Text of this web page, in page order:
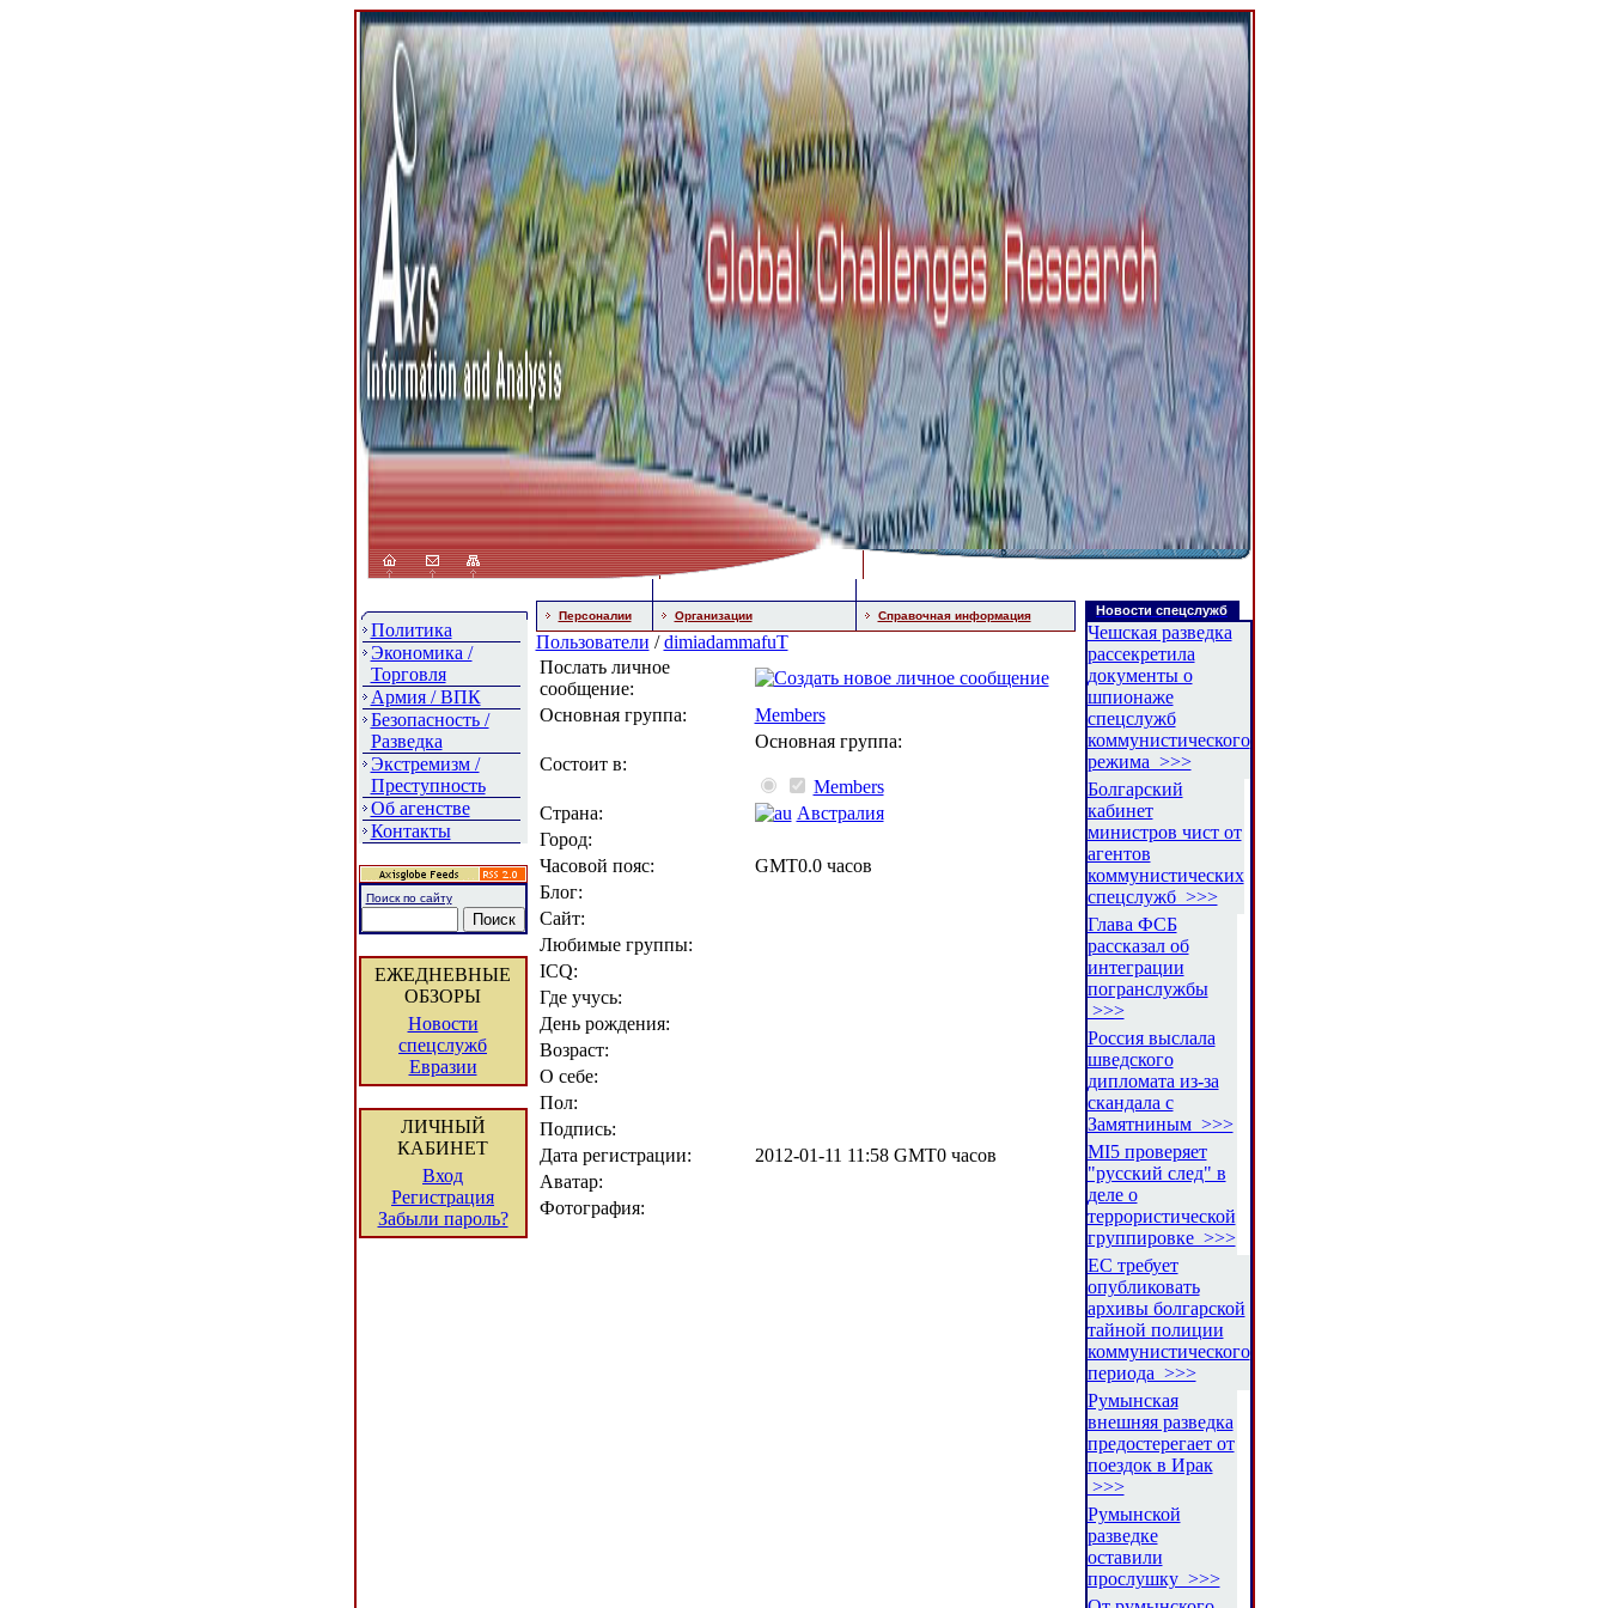
Политика
Экономика /
Торговля
Армия / ВПК
Безопасность /
Разведка
Экстремизм /
Преступность
Об агенстве
Контакты
Поиск по сайту
ЕЖЕДНЕВНЫЕ
ОБЗОРЫ
Новости
спецслужб
Евразии
ЛИЧНЫЙ
КАБИНЕТ
Вход
Регистрация
Забыли пароль?
Персоналии Организации Справочная информация
Пользователи /dimiadammafuT
Послать личное
сообщение:
Основная группа:
Members
Состоит в:
Основная группа:
Members
Страна:
Австралия
Город:
Часовой пояс:
GMT0.0 часов
Блог:
Сайт:
Любимые группы:
ICQ:
Где учусь:
День рождения:
Возраст:
О себе:
Пол:
Подпись:
Дата регистрации:
2012-01-11 11:58 GMT0 часов
Аватар:
Фотография:
Новости спецслужб
Чешская разведка
рассекретила
документы о
шпионаже
спецслужб
коммунистического
режима >>>
Болгарский
кабинет
министров чист от
агентов
коммунистических
спецслужб >>>
Глава ФСБ
рассказал об
интеграции
погранслужбы
>>>
Россия выслала
шведского
дипломата из-за
скандала с
Замятниным >>>
MI5 проверяет
"русский след" в
деле о
террористической
группировке >>>
ЕС требует
опубликовать
архивы болгарской
тайной полиции
коммунистического
периода >>>
Румынская
внешняя разведка
предостерегает от
поездок в Ирак
>>>
Румынской
разведке
оставили
прослушку >>>